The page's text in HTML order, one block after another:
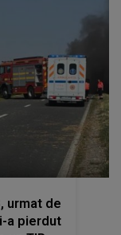
urmat de
a pierdut